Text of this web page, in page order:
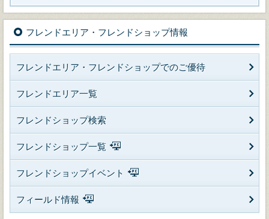
フレンドエリア・フレンドショップ情報
フレンドエリア・フレンドショップでのご優待
フレンドエリア一覧
フレンドショップ検索
フレンドショップ一覧
フレンドショップイベント
フィールド情報